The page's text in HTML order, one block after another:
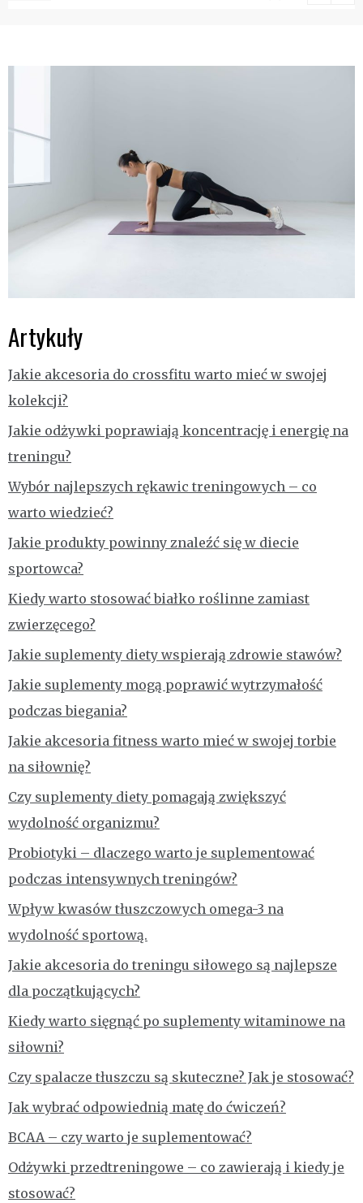
treningiem
Artykuły
Jakie akcesoria do crossfitu warto mieć w swojej
kolekcji?
Jakie odżywki poprawiają koncentrację i energię na
treningu?
Wybór najlepszych rękawic treningowych – co
warto wiedzieć?
Jakie produkty powinny znaleźć się w diecie
sportowca?
Kiedy warto stosować białko roślinne zamiast
zwierzęcego?
Jakie suplementy diety wspierają zdrowie stawów?
Jakie suplementy mogą poprawić wytrzymałość
podczas biegania?
Jakie akcesoria fitness warto mieć w swojej torbie
na siłownię?
Czy suplementy diety pomagają zwiększyć
wydolność organizmu?
Probiotyki – dlaczego warto je suplementować
podczas intensywnych treningów?
Wpływ kwasów tłuszczowych omega-3 na
wydolność sportową.
Jakie akcesoria do treningu siłowego są najlepsze
dla początkujących?
Kiedy warto sięgnąć po suplementy witaminowe na
siłowni?
Czy spalacze tłuszczu są skuteczne? Jak je stosować?
Jak wybrać odpowiednią matę do ćwiczeń?
BCAA – czy warto je suplementować?
Odżywki przedtreningowe – co zawierają i kiedy je
stosować?